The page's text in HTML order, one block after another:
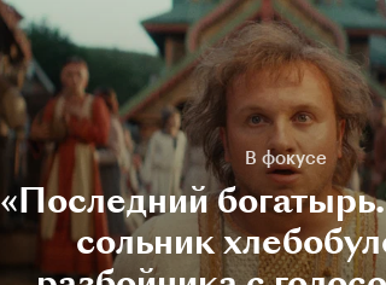
В фокусе
«Последний
сольник